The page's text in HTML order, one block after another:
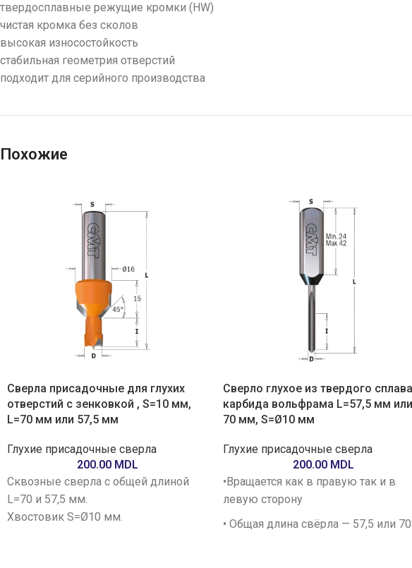
твердосплавные режущие кромки (HW)
чистая кромка без сколов
высокая износостойкость
стабильная геометрия отверстий
подходит для серийного производства
Похожие
Сверла присадочные для глухих
отверстий с зенковкой , S=10 мм,
L=70 мм или 57,5 мм
Глухие присадочные сверла
200.00 MDL
Сквозные сверла с общей длиной
L=70 и 57,5 мм.
Хвостовик S=Ø10 мм.
Сверло глухое из твердого сплава
карбида вольфрама L=57,5 мм или
70 мм, S=Ø10 мм
Глухие присадочные сверла
200.00 MDL
•Вращается как в правую так и в
левую сторону
• Общая длина свёрла — 57,5 или 70